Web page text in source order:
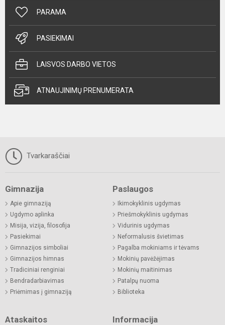
PARAMA
PASIEKIMAI
LAISVOS DARBO VIETOS
ATNAUJINIMŲ PRENUMERATA
Tvarkaraščiai
Gimnazija
Apie gimnaziją
Ugdymo aplinka
Misija, vizija, filosofija
Pasiekimai
Gimnazijos simboliai
Gimnazijos himnas
Tradiciniai renginiai
Bendradarbiavimas
Priėmimas į gimnaziją
Paslaugos
Ikimokyklinis ugdymas
Priešmokyklinis ugdymas
Vidurinis ugdymas
Neformalusis švietimas
Pagalba mokiniams ir tėvams
Mokinių pavėžėjimas
Mokinių maitinimas
Patalpų nuoma
Biblioteka
Ataskaitos Informacija